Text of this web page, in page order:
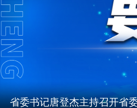
省委书记唐登杰主持召开省